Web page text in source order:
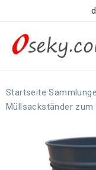
Startseite
Müllsackständer